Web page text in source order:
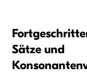
Sätze und